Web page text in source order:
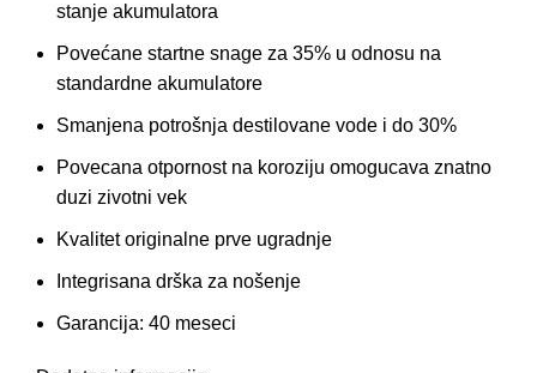
stanje akumulatora
Povećane startne snage za 35% u odnosu na
standardne akumulatore
Smanjena potrošnja destilovane vode i do 30%
Povecana otpornost na koroziju omogucava znatno
duzi zivotni vek
Kvalitet originalne prve ugradnje
Integrisana drška za nošenje
Garancija: 40 meseci